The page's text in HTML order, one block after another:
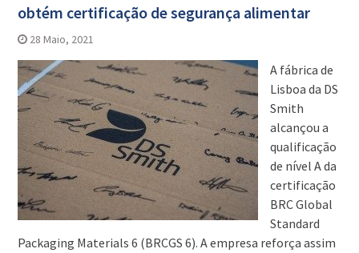
obtém certificação de segurança alimentar
28 Maio, 2021
A fábrica de
Lisboa da DS
Smith
alcançou a
qualificação
de nível A da
certificação
BRC Global
Standard
Packaging Materials 6 (BRCGS 6). A empresa reforça assim